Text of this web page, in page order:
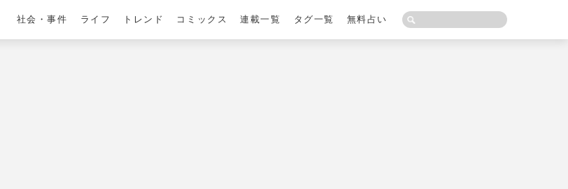
社会・事件 ライフ トレンド コミックス 連載一覧 タグ一覧 無料占い